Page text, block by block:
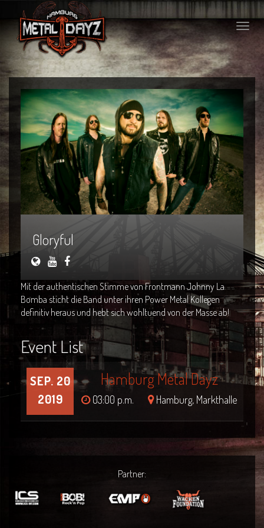
Toggle
Gloryful
Mit der authentischen Stimme von Frontmann Johnny La
Bomba sticht die Band unter ihren Power Metal Kollegen
definitiv heraus und hebt sich wohltuend von der Masse ab!
Event List
SEP. 20
2019
Hamburg Metal Dayz
03:00 p.m. Hamburg, Markthalle
Partner: